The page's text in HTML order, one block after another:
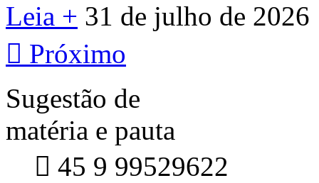
Leia + 31 de julho de 2026
 Próximo
Sugestão de
matéria e pauta
 45 9 99529622